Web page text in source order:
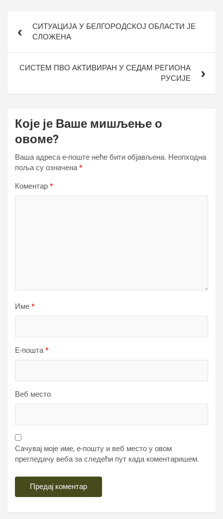
чланкаСИТУАЦИЈА У БЕЛГОРОДСКОЈ ОБЛАСТИ ЈЕ
СЛОЖЕНА
СИСТЕМ ПВО АКТИВИРАН У СЕДАМ РЕГИОНА
РУСИЈЕ
Које је Ваше мишљење о
овоме?
Ваша адреса е-поште неће бити објављена. Неопходна
поља су означена*
Коментар *
Име *
Е-пошта*
Веб место
Сачувај моје име, е-пошту и веб место у овом
прегледачу веба за следећи пут када коментаришем.